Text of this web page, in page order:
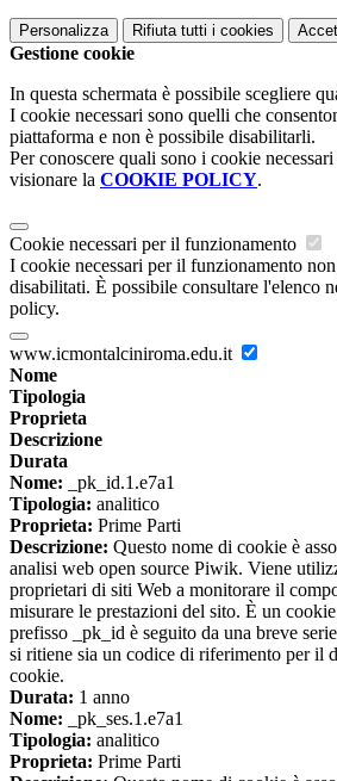
Personalizza Rifiuta tutti i cookies
Gestione cookie
In questa schermata è possibile scegliere
I cookie necessari sono quelli che
piattaforma e non è possibile disabilitarli.
Per conoscere quali sono i cookie
visionare la COOKIE POLICY.
Cookie necessari per il funzionamento
I cookie necessari per il funzionamento non
disabilitati. È possibile consultare l'elenco
policy.
www.icmontalciniroma.edu.it
Nome
Tipologia
Proprieta
Descrizione
Durata
Nome: _pk_id.1.e7a1
Tipologia: analitico
Proprieta: Prime Parti
Descrizione: Questo nome di cookie è
analisi web open source Piwik. Viene
proprietari di siti Web a monitorare il
misurare le prestazioni del sito. È un
prefisso _pk_id è seguito da una breve
si ritiene sia un codice di riferimento per il
cookie.
Durata: 1 anno
Nome: _pk_ses.1.e7a1
Tipologia: analitico
Proprieta: Prime Parti